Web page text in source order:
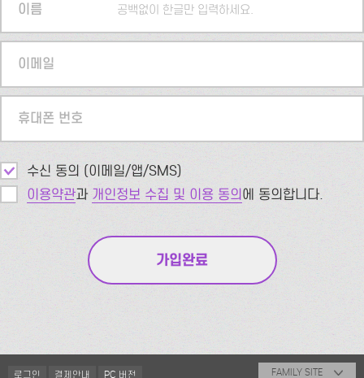
이름 공백없이 한글만 입력하세요.
이메일
휴대폰 번호
수신 동의 (이메일/앱/SMS)
이용약관과 개인정보 수집 및 이용 동의에 동의합니다.
로그인 결제안내 PC 버전 FAMILY SITE